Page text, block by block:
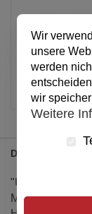
Details
"Über Geld
Menschen
Wir
unsere
werden
wir
Weitere